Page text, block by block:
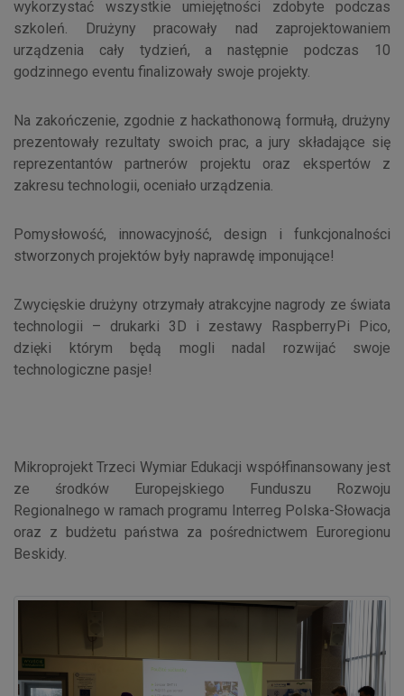
wykorzystać wszystkie umiejętności zdobyte podczas
szkoleń. Drużyny pracowały nad zaprojektowaniem
urządzenia cały tydzień, a następnie podczas 10
godzinnego eventu finalizowały swoje projekty.
Na zakończenie, zgodnie z hackathonową formułą, drużyny
prezentowały rezultaty swoich prac, a jury składające się
reprezentantów partnerów projektu oraz ekspertów z
zakresu technologii, oceniało urządzenia.
Pomysłowość, innowacyjność, design i funkcjonalności
stworzonych projektów były naprawdę imponujące!
Zwycięskie drużyny otrzymały atrakcyjne nagrody ze świata
technologii – drukarki 3D i zestawy RaspberryPi Pico,
dzięki którym będą mogli nadal rozwijać swoje
technologiczne pasje!
Mikroprojekt Trzeci Wymiar Edukacji współfinansowany jest
ze środków Europejskiego Funduszu Rozwoju
Regionalnego w ramach programu Interreg Polska-Słowacja
oraz z budżetu państwa za pośrednictwem Euroregionu
Beskidy.